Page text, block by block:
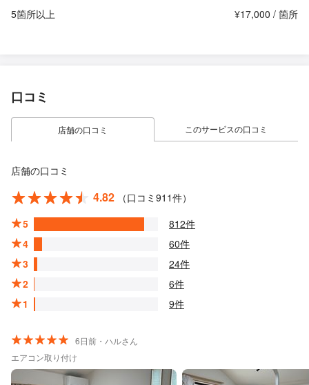
5箇所以上
¥17,000 / 箇所
口コミ
店舗の口コミ このサービスの口コミ
店舗の口コミ
4.82
（口コミ911件）
5
812件
4
60件
3
24件
2
6件
1
9件
6日前・ハルさん
エアコン取り付け